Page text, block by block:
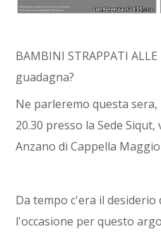
BAMBINI STRAPPATI ALLE
guadagna?
Ne parleremo questa
20.30 presso la Sede Siqut,
Anzano di Cappella
Da tempo c'era il
l'occasione per questo